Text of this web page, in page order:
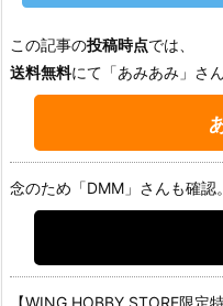
この記事の投稿時点では、
送料無料にて「あみあみ」さ
念のため「DMM」さんも確認。